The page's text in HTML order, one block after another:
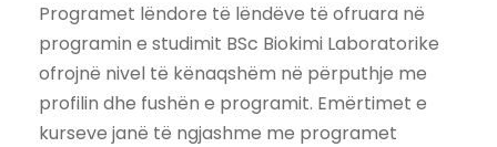
Programet lëndore të lëndëve të ofruara në
programin e studimit BSc Biokimi Laboratorike
ofrojnë nivel të kënaqshëm në përputhje me
profilin dhe fushën e programit. Emërtimet e
kurseve janë të ngjashme me programet